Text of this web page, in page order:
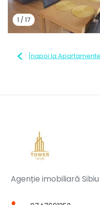
1 /17
Înapoi la
Agenție imobiliară Sibiu